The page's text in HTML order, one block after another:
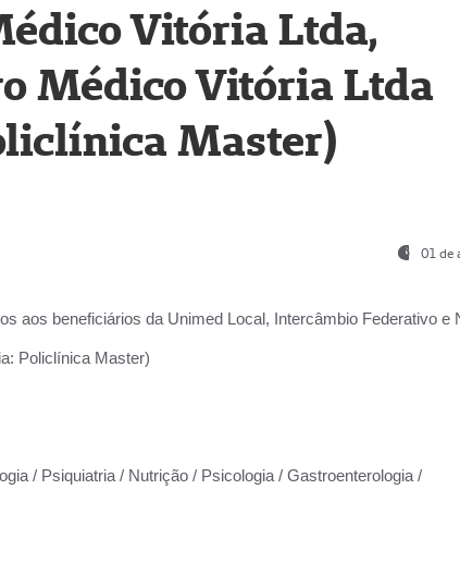
Vitória Ltda,
Médico Vitória Ltda
Master)
01 de
aos beneficiários da Unimed Local, Intercâmbio Federativo e
Policlínica Master)
/ Psiquiatria / Nutrição / Psicologia / Gastroenterologia /